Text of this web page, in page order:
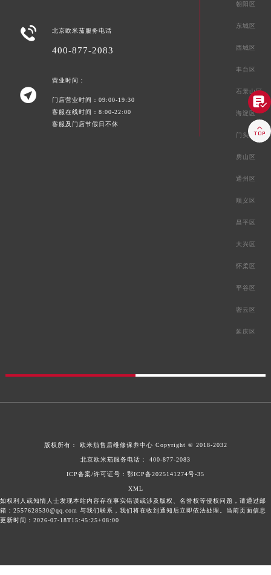
 北京欧米茄服务电话
400-877-2083

营业时间：
门店营业时间：09:00-19:30
客服在线时间：8:00-22:00
客服及门店节假日不休
朝阳区
东城区
西城区
丰台区
石景山区
海淀区
门头沟区
房山区
通州区
顺义区
昌平区
大兴区
怀柔区
平谷区
密云区
延庆区
版权所有： 欧米茄售后维修保养中心 Copyright © 2018-2032
北京欧米茄服务电话： 400-877-2083
ICP备案/许可证号：鄂ICP备2025141274号-35
XML
如权利人或知情人士发现本站内容存在事实错误或涉及版权、名誉权等侵权问题，请通过邮
箱：2557628530@qq.com 与我们联系，我们将在收到通知后立即依法处理。当前页面信息
更新时间：2026-07-18T15:45:25+08:00

